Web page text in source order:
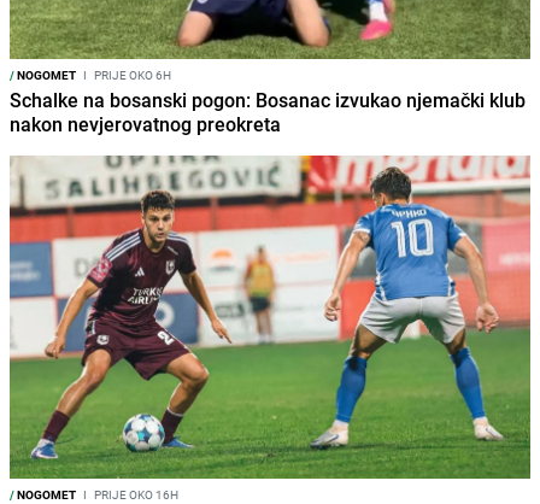
/NOGOMET I PRIJE OKO 6H
Schalke na bosanski pogon: Bosanac izvukao njemački klub
nakon nevjerovatnog preokreta
/NOGOMET I PRIJE OKO 16H